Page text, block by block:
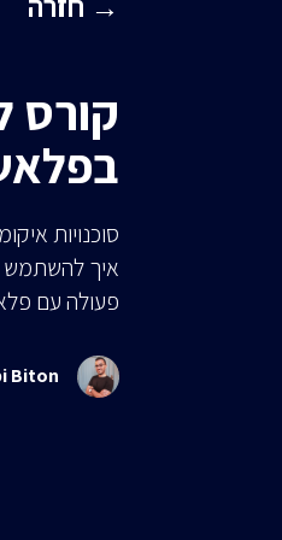
קורס
סוכנויות
איך להשתמש
פעולה עם
Biton